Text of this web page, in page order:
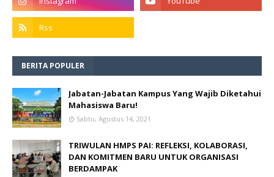
BERITA POPULER
Jabatan-Jabatan Kampus Yang Wajib Diketahui
Mahasiswa Baru!
Sabtu, Agustus 14, 2021
TRIWULAN HMPS PAI: REFLEKSI, KOLABORASI,
DAN KOMITMEN BARU UNTUK ORGANISASI
BERDAMPAK